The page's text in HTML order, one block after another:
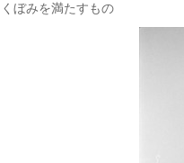
くぼみを満たすもの